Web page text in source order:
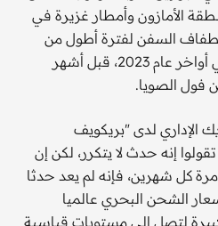
الأمازون وأمطار غزيرة في
السفن لفترة أطول من
المعتاد في ميناء باراناجوا في أواخر عام 2023، قبل أشهر
الصويا.
الإداري لدى "بريكويف
إنه حدث لا يتكرر، لكن إن
كل شهرين، فإنه لم يعد حدثا
الشحن البحري عالميا
بقفزات كبيرة لتصل إلى مستويات قياسية